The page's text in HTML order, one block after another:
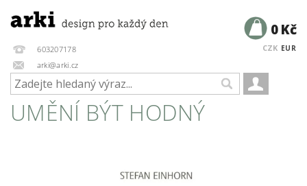
603207178
arki@arki.cz
CZK EUR
0 Kč
UMĚNÍ BÝT HODNÝ